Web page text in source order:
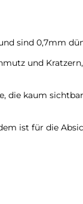
sind 0,7mm
und
die kaum
ist für die